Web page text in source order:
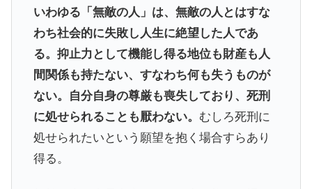
いわゆる「無敵の人」は、無敵の人とはすな
わち社会的に失敗し人生に絶望した人であ
る。抑止力として機能し得る地位も財産も人
間関係も持たない、すなわち何も失うものが
ない。自分自身の尊厳も喪失しており、死刑
に処せられることも厭わない。 むしろ死刑に
処せられたいという願望を抱く場合すらあり
得る。